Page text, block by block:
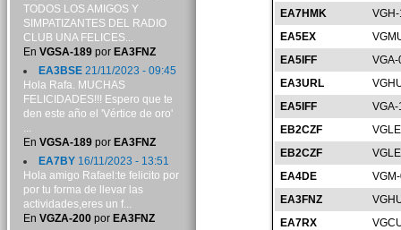
EA7HMK
EA5EX
EA5IFF
EA3URL
EA5IFF
EB2CZF
EB2CZF
EA4DE
EA3FNZ
EA7RX
TODOS LOS AMIGOS Y
SIMPATIZANTES DEL RADIO
CLUB UNA FELICES...
En VGSA-189por EA3FNZ
EA3BSE21/11/2023 - 09:45
Hola Rafa. MUCHAS
FELICIDADES!!! Espero que te
den este año el 'Vértice de oro'
...
En VGSA-189por EA3FNZ
EA7BY16/11/2023 - 13:51
Hola amigo Rafael:te felicito por
por tu forma de llevar las
actividades,eres un f...
En VGZA-200por EA3FNZ